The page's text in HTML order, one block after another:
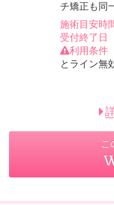
チ矯正も同
施術目安時
受付終了日
利用条件
とライン無
お１
こ